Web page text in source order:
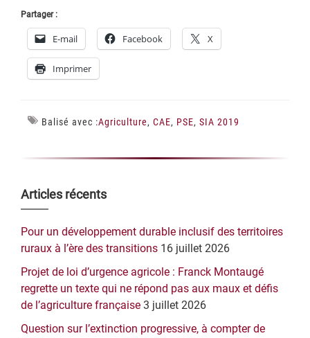
Partager :
E-mail Facebook X
Imprimer
Balisé avec :Agriculture, CAE, PSE, SIA 2019
Barre
latérale
principale
Articles récents
Pour un développement durable inclusif des territoires
ruraux à l’ère des transitions 16 juillet 2026
Projet de loi d’urgence agricole : Franck Montaugé
regrette un texte qui ne répond pas aux maux et défis
de l’agriculture française 3 juillet 2026
Question sur l’extinction progressive, à compter de